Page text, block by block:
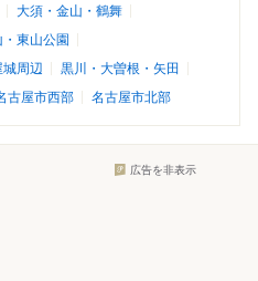
大須・金山・鶴舞
東山公園
周辺
黒川・大曽根・矢田
古屋市西部 名古屋市北部
広告を非表示